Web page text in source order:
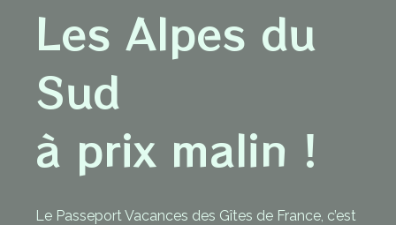
Les Alpes du
Sud
à prix malin !
Le Passeport Vacances des Gîtes de France, c’est